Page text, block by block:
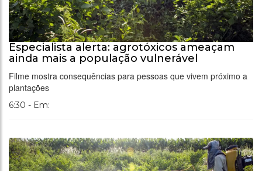
Especialista alerta: agrotóxicos ameaçam
ainda mais a população vulnerável
Filme mostra consequências para pessoas que vivem próximo a
plantações
6:30 - Em: